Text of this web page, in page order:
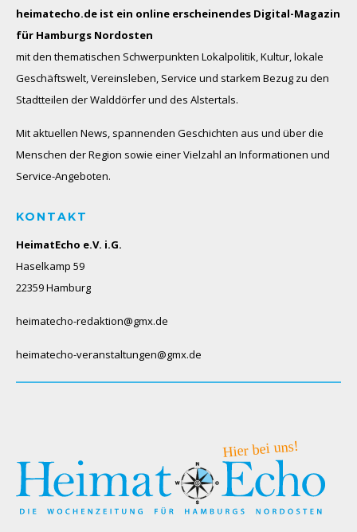
heimatecho.de ist ein online erscheinendes Digital-Magazin
für Hamburgs Nordosten
mit den thematischen Schwerpunkten Lokalpolitik, Kultur, lokale
Geschäftswelt, Vereinsleben, Service und starkem Bezug zu den
Stadtteilen der Walddörfer und des Alstertals.
Mit aktuellen News, spannenden Geschichten aus und über die
Menschen der Region sowie einer Vielzahl an Informationen und
Service-Angeboten.
KONTAKT
HeimatEcho e.V. i.G.
Haselkamp 59
22359 Hamburg
heimatecho-redaktion@gmx.de
heimatecho-veranstaltungen@gmx.de